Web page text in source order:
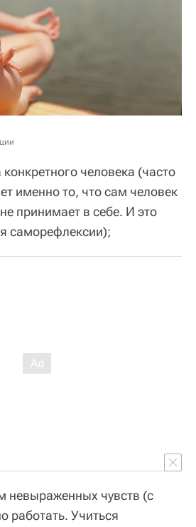
человека (часто
именно то, что сам человек
принимает в себе. И это
саморефлексии);
чувств (с
работать. Учиться